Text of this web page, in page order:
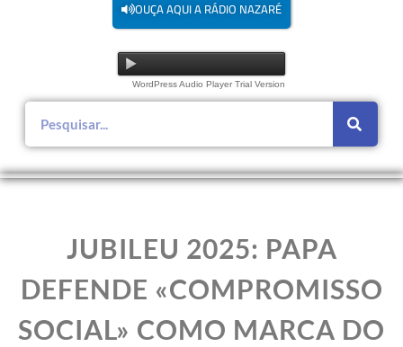
OUÇA AQUI A RÁDIO NAZARÉ
WordPress Audio Player Trial Version
JUBILEU 2025: PAPA
DEFENDE «COMPROMISSO
SOCIAL» COMO MARCA DO